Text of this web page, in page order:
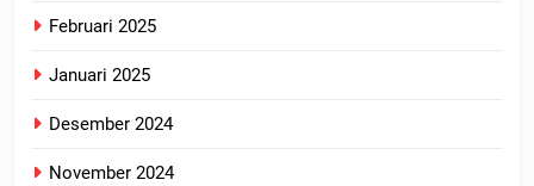
Februari 2025
Januari 2025
Desember 2024
November 2024